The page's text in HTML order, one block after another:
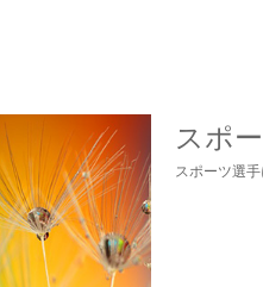
スポ
スポーツ選